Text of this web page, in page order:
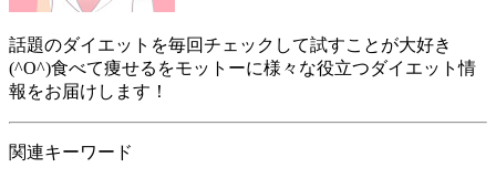
話題のダイエットを毎回チェックして試すことが大好き
(^O^)食べて痩せるをモットーに様々な役立つダイエット情
報をお届けします！
関連キーワード